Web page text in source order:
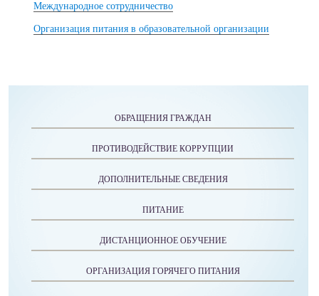
Международное сотрудничество
Организация питания в образовательной организации
ОБРАЩЕНИЯ ГРАЖДАН
ПРОТИВОДЕЙСТВИЕ КОРРУПЦИИ
ДОПОЛНИТЕЛЬНЫЕ СВЕДЕНИЯ
ПИТАНИЕ
ДИСТАНЦИОННОЕ ОБУЧЕНИЕ
ОРГАНИЗАЦИЯ ГОРЯЧЕГО ПИТАНИЯ